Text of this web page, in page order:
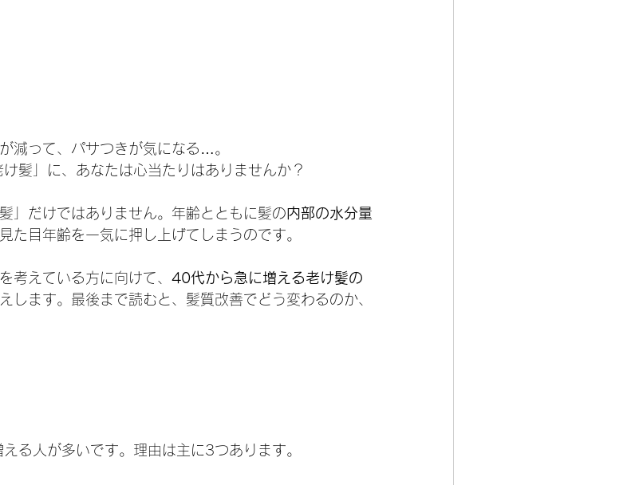
減って、パサつきが気になる…。
髪」に、あなたは心当たりはありませんか？
」だけではありません。年齢とともに髪の 内部の水分量
た目年齢を一気に押し上げてしまうのです。
考えている方に向けて、 40代から急に増える老け髪の
します。最後まで読むと、髪質改善でどう変わるのか、
る人が多いです。理由は主に3つあります。